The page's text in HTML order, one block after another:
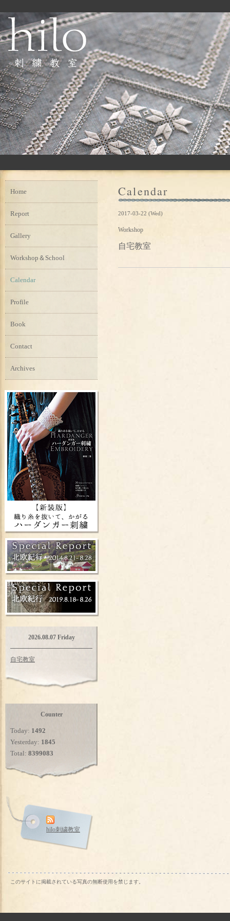
Calendar
2017-03-22 (Wed)
Workshop
自宅教室
Home
Report
Gallery
Workshop＆School
Calendar
Profile
Book
Contact
Archives
2026.08.07 Friday
自宅教室
Counter
Today: 1492
Yesterday: 1845
Total: 8399083
hilo刺繍教室
このサイトに掲載されている写真の無断使用を禁じます。